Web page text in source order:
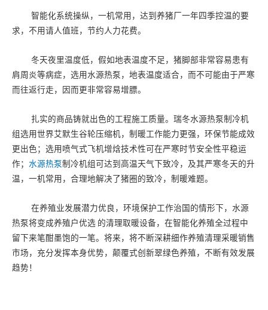
智能化系统操纵，一机常用，达到养猪厂一年四季控温的要
求，不用请人值班，节约人力花费。
冬天夜里温度低，假如地表温度不足，猪脚部非常容易患有
肩周炎等病症，选用水源热泵，地表温度适合，而不可能由于严寒
而往返行走，因而更非常容易增膘。
扎实的商品铸就出色的工程施工质量。瑞冬水源热泵制冷机
组选用世界艾默生谷轮压缩机，制暖工作能力更强，环保节能成效
更出色；选用喷气式飞机增焓技术性可在严寒时节安全性平稳运
作； 水源热泵制冷机组可达到高温天气下致冷，及其严寒冬天的升
温，一机常用，合理地解决了猪圈的致冷，制暖难题。
在养殖业发展潜力优良，环境保护工作治国的情形下，水源
热泵将变成养殖户优选 的清理取暖设备，在智能化养殖全过程中
留下来笔酣墨饱的一笔。将来，将不断深耕细作养殖清理采暖销售
市场，充分发挥本身优势，颠覆式创新翠绿色养殖，不断有效发展
趋势！